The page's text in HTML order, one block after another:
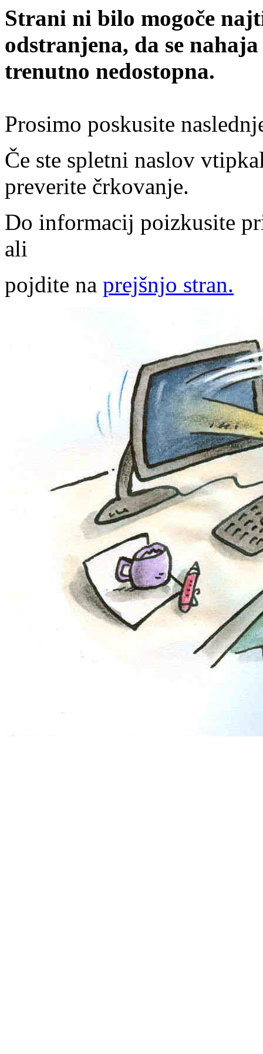
Strani ni bilo mogoče
odstranjena, da se
trenutno nedostopna.
Prosimo poskusite
Če ste spletni naslov
preverite črkovanje.
Do informacij poizkusite
ali
pojdite na prejšnjo stran.